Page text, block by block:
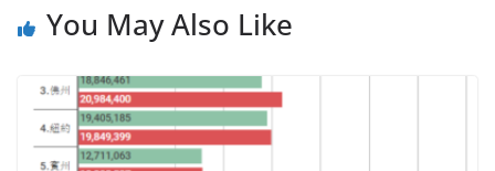
You May Also Like